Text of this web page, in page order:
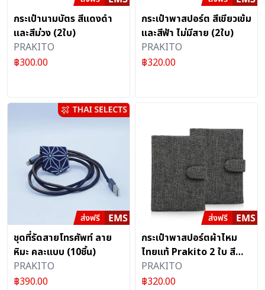
กระเป๋านามบัตร สีแดงดำ
และสีม่วง (2ใบ)
PRAKITO
฿300.00
กระเป๋าพาสปอร์ต สีเขียวเข้ม
และสีฟ้า ไม่มีสาย (2ใบ)
PRAKITO
฿320.00
ชุดที่รัดสายโทรศัพท์ ลาย
หิมะ คละแบบ (10ชิ้น)
PRAKITO
฿390.00
กระเป๋าพาสปอร์ตผ้าไหม
ไทยแท้ Prakito 2 ใบ สี
น้ำตาล มีหูจับ งานแฮนด์
เมดหรูหรา สำหรับนักเดิน
PRAKITO
฿320.00